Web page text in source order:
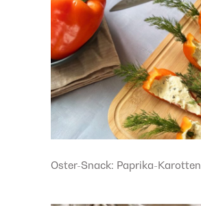
Oster-Snack: Paprika-Karotten